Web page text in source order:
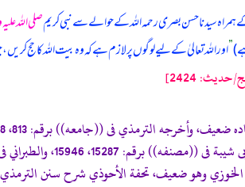
سیدنا حسن بصری رحمہ اللہ کے حوالے سے نبی کریمصلی اللہ
”اور اللہ تعالیٰ کے لیے لوگوں پر لازم ہے کہ وہ بیت اللہ کا حج
2424]
وهو ضعيف، تحفة الأحوذي شرح سنن الترمذي: (2 /